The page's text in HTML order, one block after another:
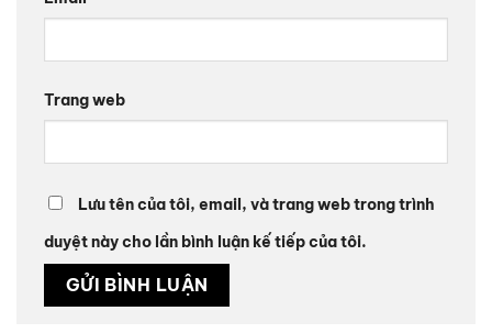
Trang web
Lưu tên của tôi, email, và trang web trong trình
duyệt này cho lần bình luận kế tiếp của tôi.